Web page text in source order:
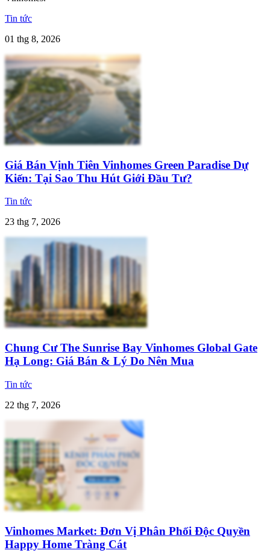
Tin tức
01 thg 8, 2026
Giá Bán Vịnh Tiên Vinhomes Green Paradise Dự
Kiến: Tại Sao Thu Hút Giới Đầu Tư?
Tin tức
23 thg 7, 2026
Chung Cư The Sunrise Bay Vinhomes Global Gate
Hạ Long: Giá Bán & Lý Do Nên Mua
Tin tức
22 thg 7, 2026
Vinhomes Market: Đơn Vị Phân Phối Độc Quyền
Happy Home Tràng Cát